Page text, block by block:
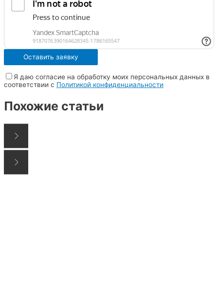
Я даю согласие на обработку моих персональных данных в
соответствии с Политикой конфиденциальности
Похожие статьи